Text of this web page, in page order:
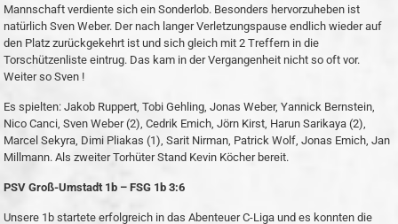
Mannschaft verdiente sich ein Sonderlob. Besonders hervorzuheben ist
natürlich Sven Weber. Der nach langer Verletzungspause endlich wieder auf
den Platz zurückgekehrt ist und sich gleich mit 2 Treffern in die
Torschützenliste eintrug. Das kam in der Vergangenheit nicht so oft vor.
Weiter so Sven !
Es spielten: Jakob Ruppert, Tobi Gehling, Jonas Weber, Yannick Bernstein,
Nico Canci, Sven Weber (2), Cedrik Emich, Jörn Kirst, Harun Sarikaya (2),
Marcel Sekyra, Dimi Pliakas (1), Sarit Nirman, Patrick Wolf, Jonas Emich, Jan
Millmann. Als zweiter Torhüter Stand Kevin Köcher bereit.
PSV Groß-Umstadt 1b – FSG 1b 3:6
Unsere 1b startete erfolgreich in das Abenteuer C-Liga und es konnten die